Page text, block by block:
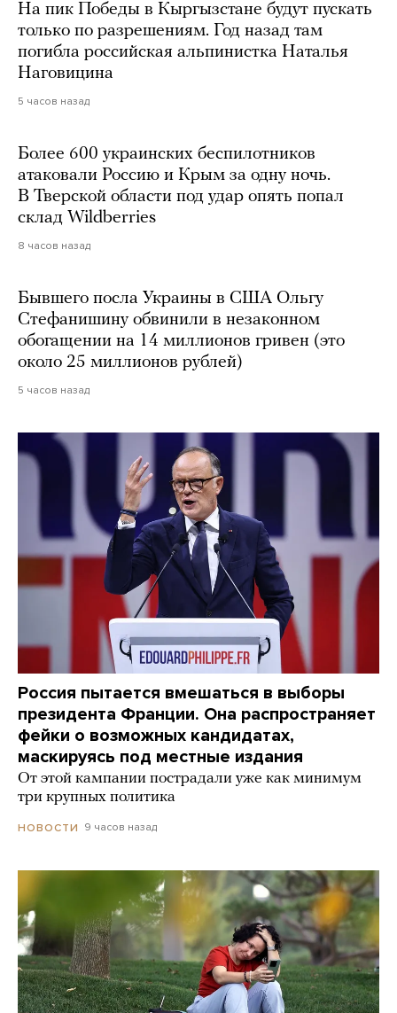
На пик Победы в Кыргызстане будут пускать
только по разрешениям. Год назад там
погибла российская альпинистка Наталья
Наговицина
5 часов назад
Более 600 украинских беспилотников
атаковали Россию и Крым за одну ночь.
В Тверской области под удар опять попал
склад Wildberries
8 часов назад
Бывшего посла Украины в США Ольгу
Стефанишину обвинили в незаконном
обогащении на 14 миллионов гривен (это
около 25 миллионов рублей)
5 часов назад
Россия пытается вмешаться в выборы
президента Франции. Она распространяет
фейки о возможных кандидатах,
маскируясь под местные издания
От этой кампании пострадали уже как минимум
три крупных политика
НОВОСТИ 9 часов назад